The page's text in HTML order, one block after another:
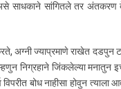
साधकाने सांगितले तर अंतकरण
अग्नी ज्याप्रमाणे राखेत दडपुन
म्हणुन निग्रहाने जिंकलेल्या मनातुन
बोध नाहीसा होवुन त्याला